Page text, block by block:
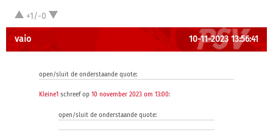
+1/-0
vaio 10-11-2023 13:56:41
open/sluit de onderstaande quote:
Kleine1 schreef op 10 november 2023 om 13:00:
open/sluit de onderstaande quote: